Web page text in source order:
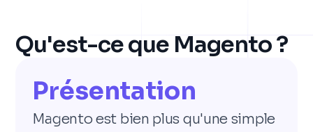
Qu'est-ce que Magento ?
Présentation
Magento est bien plus qu'une simple